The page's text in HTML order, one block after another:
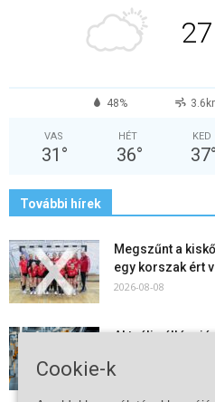
27
48%
VAS
31 °
HÉT
36°
KED
37°
További hírek
Megszűnt a
egy korszak ért
2026-08-08
Aktuális
és a...
Cookie-k